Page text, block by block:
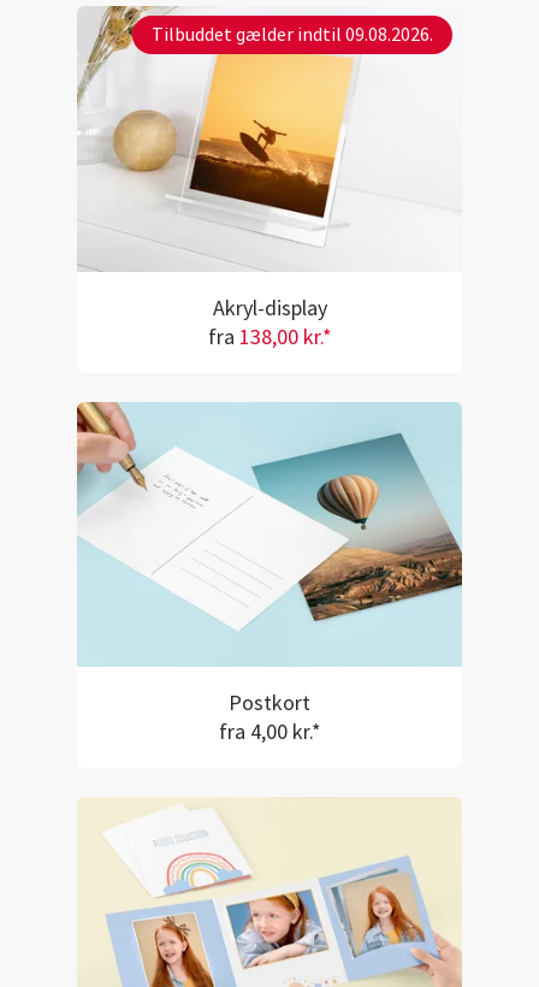
Tilbuddet gælder indtil 09.08.2026.
Akryl-display
fra 138,00 kr.*
Postkort
fra 4,00 kr.*